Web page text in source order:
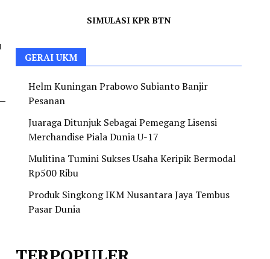
SIMULASI KPR BTN
GERAI UKM
Helm Kuningan Prabowo Subianto Banjir
Pesanan
Juaraga Ditunjuk Sebagai Pemegang Lisensi
Merchandise Piala Dunia U-17
Mulitina Tumini Sukses Usaha Keripik Bermodal
Rp500 Ribu
Produk Singkong IKM Nusantara Jaya Tembus
Pasar Dunia